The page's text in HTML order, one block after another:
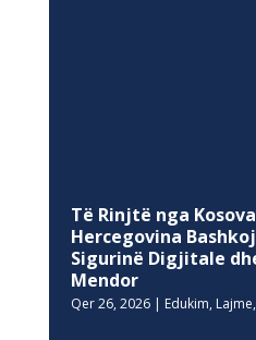
Qer 26, 2026|Edukim,Lajme,
THELLESISHT